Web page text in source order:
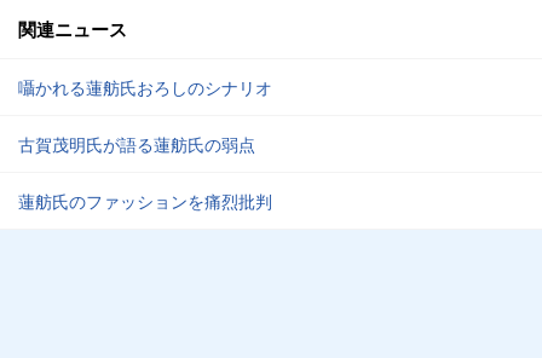
関連ニュース
囁かれる蓮舫氏おろしのシナリオ
古賀茂明氏が語る蓮舫氏の弱点
蓮舫氏のファッションを痛烈批判